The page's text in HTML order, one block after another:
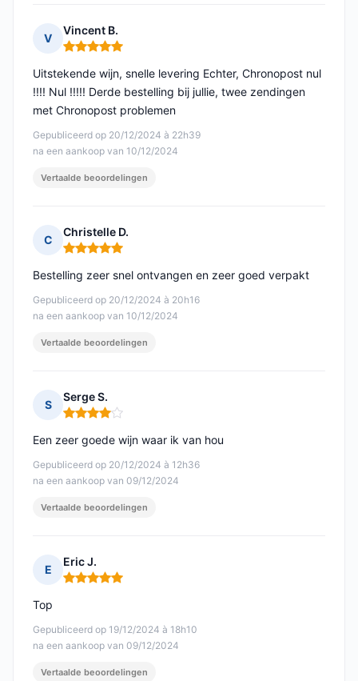
V
Vincent B.
Opmerking: 5 van 5
Gepubliceerd op 20/12/2024 à 22h39
na een aankoop van 10/12/2024
Uitstekende wijn, snelle levering Echter, Chronopost nul
!!!! Nul !!!!! Derde bestelling bij jullie, twee zendingen
met Chronopost problemen
Vertaalde beoordelingen
C
Christelle D.
Opmerking: 5 van 5
Gepubliceerd op 20/12/2024 à 20h16
na een aankoop van 10/12/2024
Bestelling zeer snel ontvangen en zeer goed verpakt
Vertaalde beoordelingen
S
Serge S.
Opmerking: 4 van 5
Gepubliceerd op 20/12/2024 à 12h36
na een aankoop van 09/12/2024
Een zeer goede wijn waar ik van hou
Vertaalde beoordelingen
E
Eric J.
Opmerking: 5 van 5
Gepubliceerd op 19/12/2024 à 18h10
na een aankoop van 09/12/2024
Top
Vertaalde beoordelingen